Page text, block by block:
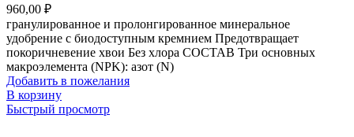
960,00 ₽
гранулированное и пролонгированное минеральное
удобрение с биодоступным кремнием Предотвращает
покоричневение хвои Без хлора СОСТАВ Три основных
макроэлемента (NPK): азот (N)
Добавить в пожелания
В корзину
Быстрый просмотр